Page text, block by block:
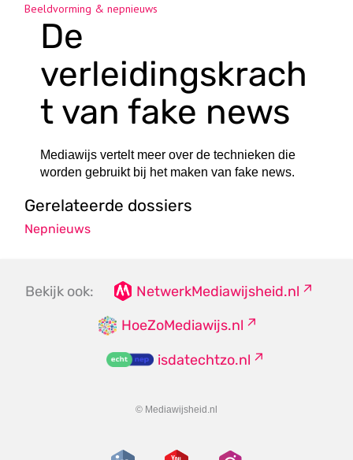
Beeldvorming & nepnieuws
De
verleidingskrach
t van fake news
Mediawijs vertelt meer over de technieken die
worden gebruikt bij het maken van fake news.
Gerelateerde dossiers
Nepnieuws
Bekijk ook:
NetwerkMediawijsheid.nl
HoeZoMediawijs.nl
isdatechtzo.nl
© Mediawijsheid.nl